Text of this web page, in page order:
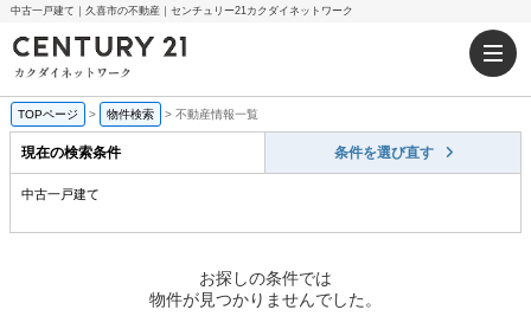
中古一戸建て｜久喜市の不動産｜センチュリー21カクダイネットワーク
TOPページ > 物件検索 > 不動産情報一覧
現在の検索条件 条件を選び直す
中古一戸建て
お探しの条件では
物件が見つかりませんでした。